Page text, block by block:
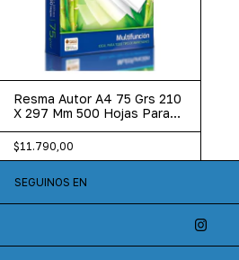
Resma Autor A4 75 Grs 210
X 297 Mm 500 Hojas Para
$11.790,00
SEGUINOS EN